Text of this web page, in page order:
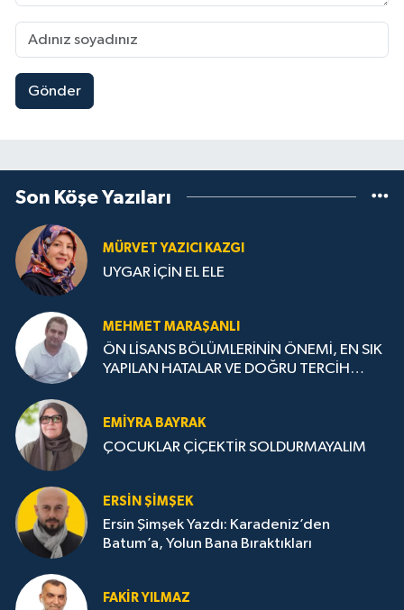
Gönder
Son Köşe Yazıları
MÜRVET YAZICI KAZGI
UYGAR İÇİN EL ELE
MEHMET MARAŞANLI
ÖN LİSANS BÖLÜMLERİNİN ÖNEMİ, EN SIK
YAPILAN HATALAR VE DOĞRU TERCİH
EMIYRA BAYRAK
ÇOCUKLAR ÇİÇEKTİR SOLDURMAYALIM
ERSIN ŞIMŞEK
Ersin Şimşek Yazdı: Karadeniz’den
Batum’a, Yolun Bana Bıraktıkları
FAKIR YILMAZ